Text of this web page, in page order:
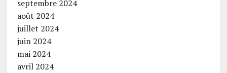
septembre 2024
août 2024
juillet 2024
juin 2024
mai 2024
avril 2024